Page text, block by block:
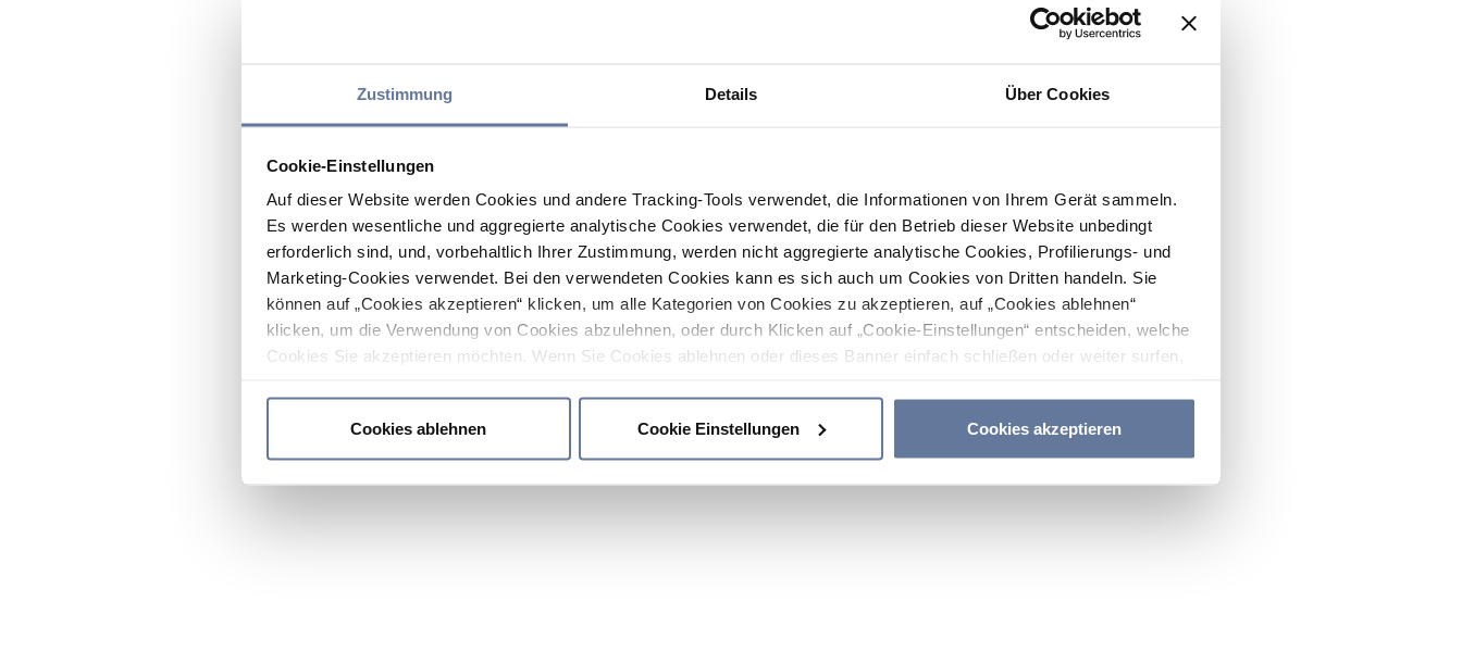
Zustimmung Details Über Cookies
Cookie-Einstellungen
Auf dieser Website werden Cookies und andere Tracking-Tools verwendet, die Informationen von Ihrem Gerät sammeln.
Es werden wesentliche und aggregierte analytische Cookies verwendet, die für den Betrieb dieser Website unbedingt
erforderlich sind, und, vorbehaltlich Ihrer Zustimmung, werden nicht aggregierte analytische Cookies, Profilierungs- und
Marketing-Cookies verwendet. Bei den verwendeten Cookies kann es sich auch um Cookies von Dritten handeln. Sie
können auf „Cookies akzeptieren“ klicken, um alle Kategorien von Cookies zu akzeptieren, auf „Cookies ablehnen“
klicken, um die Verwendung von Cookies abzulehnen, oder durch Klicken auf „Cookie-Einstellungen“ entscheiden, welche
Cookies Sie akzeptieren möchten. Wenn Sie Cookies ablehnen oder dieses Banner einfach schließen oder weiter surfen,
Cookies ablehnen
Cookie Einstellungen Cookies akzeptieren